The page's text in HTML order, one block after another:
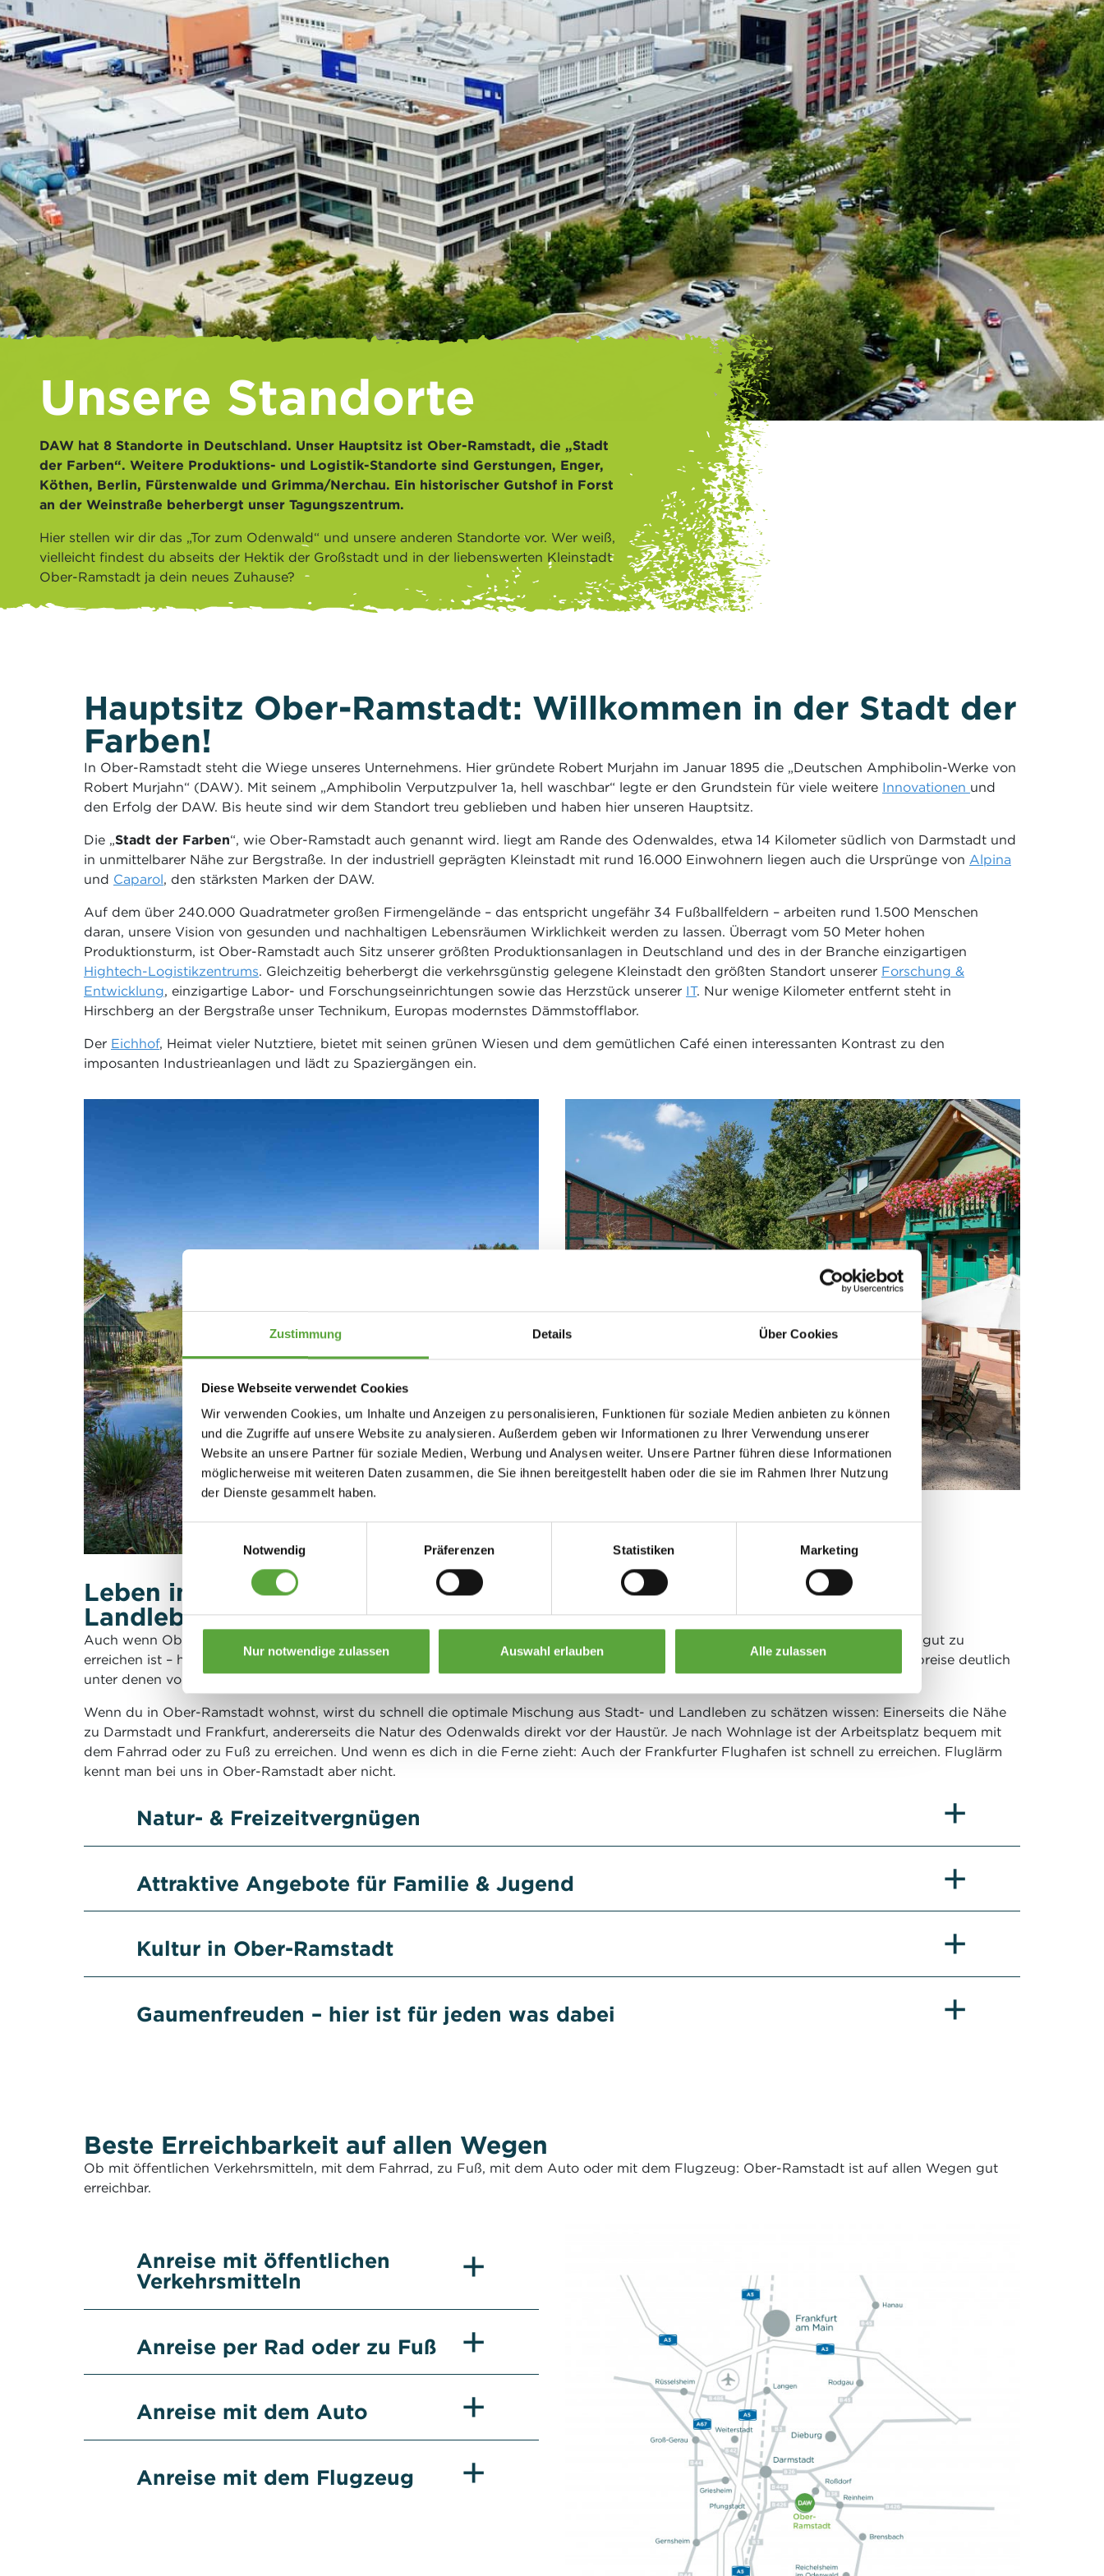
Zustimmung Details Über Cookies
Diese Webseite verwendet Cookies
Wir verwenden Cookies, um Inhalte und Anzeigen zu personalisieren, Funktionen für soziale Medien anbieten zu können
und die Zugriffe auf unsere Website zu analysieren. Außerdem geben wir Informationen zu Ihrer Verwendung unserer
Website an unsere Partner für soziale Medien, Werbung und Analysen weiter. Unsere Partner führen diese Informationen
möglicherweise mit weiteren Daten zusammen, die Sie ihnen bereitgestellt haben oder die sie im Rahmen Ihrer Nutzung
der Dienste gesammelt haben.
Einwilligungsauswahl
Notwendig
Präferenzen Statistiken Marketing
Nur notwendige zulassen Auswahl erlauben Alle zulassen
Unsere Standorte
DAW hat 8 Standorte in Deutschland. Unser Hauptsitz ist Ober-Ramstadt, die „Stadt
der Farben“. Weitere Produktions- und Logistik-Standorte sind Gerstungen, Enger,
Köthen, Berlin, Fürstenwalde und Grimma/Nerchau. Ein historischer Gutshof in Forst
an der Weinstraße beherbergt unser Tagungszentrum.
Hier stellen wir dir das „Tor zum Odenwald“ und unsere anderen Standorte vor. Wer weiß,
vielleicht findest du abseits der Hektik der Großstadt und in der liebenswerten Kleinstadt
Ober-Ramstadt ja dein neues Zuhause?
Hauptsitz Ober-Ramstadt: Willkommen in der Stadt der
Farben!
In Ober-Ramstadt steht die Wiege unseres Unternehmens. Hier gründete Robert Murjahn im Januar 1895 die „Deutschen Amphibolin-Werke von
Robert Murjahn“ (DAW). Mit seinem „Amphibolin Verputzpulver 1a, hell waschbar“ legte er den Grundstein für viele weitere Innovationen und
den Erfolg der DAW. Bis heute sind wir dem Standort treu geblieben und haben hier unseren Hauptsitz.
Die „Stadt der Farben“, wie Ober-Ramstadt auch genannt wird. liegt am Rande des Odenwaldes, etwa 14 Kilometer südlich von Darmstadt und
in unmittelbarer Nähe zur Bergstraße. In der industriell geprägten Kleinstadt mit rund 16.000 Einwohnern liegen auch die Ursprünge von Alpina
und Caparol, den stärksten Marken der DAW.
Auf dem über 240.000 Quadratmeter großen Firmengelände – das entspricht ungefähr 34 Fußballfeldern – arbeiten rund 1.500 Menschen
daran, unsere Vision von gesunden und nachhaltigen Lebensräumen Wirklichkeit werden zu lassen. Überragt vom 50 Meter hohen
Produktionsturm, ist Ober-Ramstadt auch Sitz unserer größten Produktionsanlagen in Deutschland und des in der Branche einzigartigen
Hightech-Logistikzentrums. Gleichzeitig beherbergt die verkehrsgünstig gelegene Kleinstadt den größten Standort unserer Forschung &
Entwicklung, einzigartige Labor- und Forschungseinrichtungen sowie das Herzstück unserer IT. Nur wenige Kilometer entfernt steht in
Hirschberg an der Bergstraße unser Technikum, Europas modernstes Dämmstofflabor.
Der Eichhof, Heimat vieler Nutztiere, bietet mit seinen grünen Wiesen und dem gemütlichen Café einen interessanten Kontrast zu den
imposanten Industrieanlagen und lädt zu Spaziergängen ein.
Leben in Ober-Ramstadt: Eine optimale Mischung aus Stadt- und
Landleben
Auch wenn Ober-Ramstadt von Frankfurt und Darmstadt bzw. der gesamten Rhein-Main-Neckar-Region aus mit Auto und Bahn gut zu
erreichen ist – hier am Rande des schönen Odenwaldes lässt es sich gut leben! Abgesehen davon, dass die Immobilien- und Mietpreise deutlich
unter denen von Frankfurt und Darmstadt liegen, hat die Kleinstadt noch einiges mehr zu bieten.
Wenn du in Ober-Ramstadt wohnst, wirst du schnell die optimale Mischung aus Stadt- und Landleben zu schätzen wissen: Einerseits die Nähe
zu Darmstadt und Frankfurt, andererseits die Natur des Odenwalds direkt vor der Haustür. Je nach Wohnlage ist der Arbeitsplatz bequem mit
dem Fahrrad oder zu Fuß zu erreichen. Und wenn es dich in die Ferne zieht: Auch der Frankfurter Flughafen ist schnell zu erreichen. Fluglärm
kennt man bei uns in Ober-Ramstadt aber nicht.
Natur- & Freizeitvergnügen
Attraktive Angebote für Familie & Jugend
Kultur in Ober-Ramstadt
Gaumenfreuden – hier ist für jeden was dabei
Beste Erreichbarkeit auf allen Wegen
Ob mit öffentlichen Verkehrsmitteln, mit dem Fahrrad, zu Fuß, mit dem Auto oder mit dem Flugzeug: Ober-Ramstadt ist auf allen Wegen gut
erreichbar.
Anreise mit öffentlichen
Verkehrsmitteln
Anreise per Rad oder zu Fuß
Anreise mit dem Auto
Anreise mit dem Flugzeug